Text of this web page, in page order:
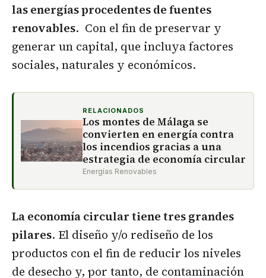
las energías procedentes de fuentes
renovables. Con el fin de preservar y
generar un capital, que incluya factores
sociales, naturales y económicos.
RELACIONADOS
Los montes de Málaga se
convierten en energía contra
los incendios gracias a una
estrategia de economía circular
Energías Renovables
La economía circular tiene tres grandes
pilares. El diseño y/o rediseño de los
productos con el fin de reducir los niveles
de desecho y, por tanto, de contaminación